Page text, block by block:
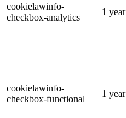
cookielawinfo-
checkbox-analytics
1 year
cookielawinfo-
checkbox-functional
1 year